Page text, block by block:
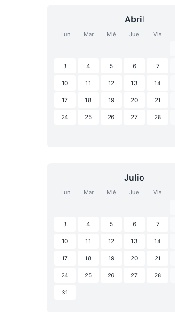
Abril
Lun Mar Mié Jue Vie
3 4 5 6 7
10 11 12 13 14
17 18 19 20 21
24 25 26 27 28
Julio
Lun Mar Mié Jue Vie
3 4 5 6 7
10 11 12 13 14
17 18 19 20 21
24 25 26 27 28
31